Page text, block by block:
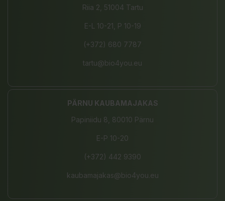
Riia 2, 51004 Tartu
E-L 10-21, P 10-19
(+372) 680 7787
tartu@bio4you.eu
PÄRNU KAUBAMAJAKAS
Papiniidu 8, 80010 Pärnu
E-P 10-20
(+372) 442 9390
kaubamajakas@bio4you.eu